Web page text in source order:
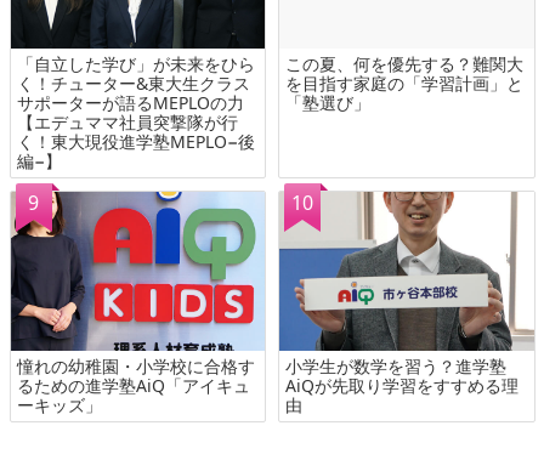
「自立した学び」が未来をひら
く！チューター&東大生クラス
サポーターが語るMEPLOの力
【エデュママ社員突撃隊が行
く！東大現役進学塾MEPLO−後
編−】
この夏、何を優先する？難関大
を目指す家庭の「学習計画」と
「塾選び」
憧れの幼稚園・小学校に合格す
るための進学塾AiQ「アイキュ
ーキッズ」
小学生が数学を習う？進学塾
AiQが先取り学習をすすめる理
由